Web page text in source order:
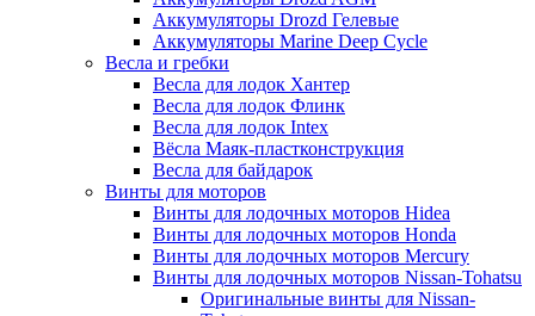
Аккумуляторы Drozd Гелевые
Аккумуляторы Marine Deep Cycle
Весла и гребки
Весла для лодок Хантер
Весла для лодок Флинк
Весла для лодок Intex
Вёсла Маяк-пластконструкция
Весла для байдарок
Винты для моторов
Винты для лодочных моторов Hidea
Винты для лодочных моторов Honda
Винты для лодочных моторов Mercury
Винты для лодочных моторов Nissan-Tohatsu
Оригинальные винты для Nissan-